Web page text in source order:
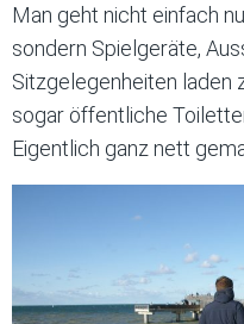
Man geht nicht einfach
sondern Spielgeräte,
Sitzgelegenheiten laden
sogar öffentliche
Eigentlich ganz nett